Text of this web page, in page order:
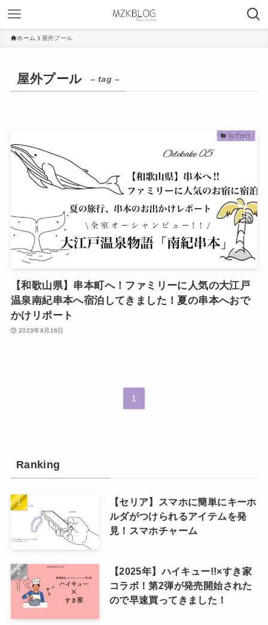
ホーム 屋外プール
屋外プール – tag –
おでかけ
【和歌山県】串本町へ！ファミリーに人気の大江戸
温泉南紀串本へ宿泊してきました！夏の串本へおで
かけリポート
2023年9月16日
1
Ranking
【セリア】スマホに簡単にキーホ
ルダがつけられるアイテムを発
見！スマホチャーム
【2025年】ハイキュー!!×すき家
コラボ！第2弾が発売開始された
ので早速買ってきました！